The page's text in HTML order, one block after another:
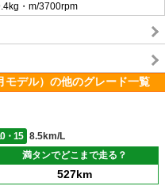
・m/3700rpm
デル）の他のグレード一覧
・15
8.5km/L
満タンでどこまで走る？
527km